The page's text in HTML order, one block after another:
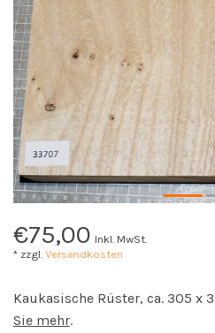
€75,00 Inkl. MwSt.
* zzgl. Versandkosten
Kaukasische Rüster, ca. 305 x
Sie mehr.